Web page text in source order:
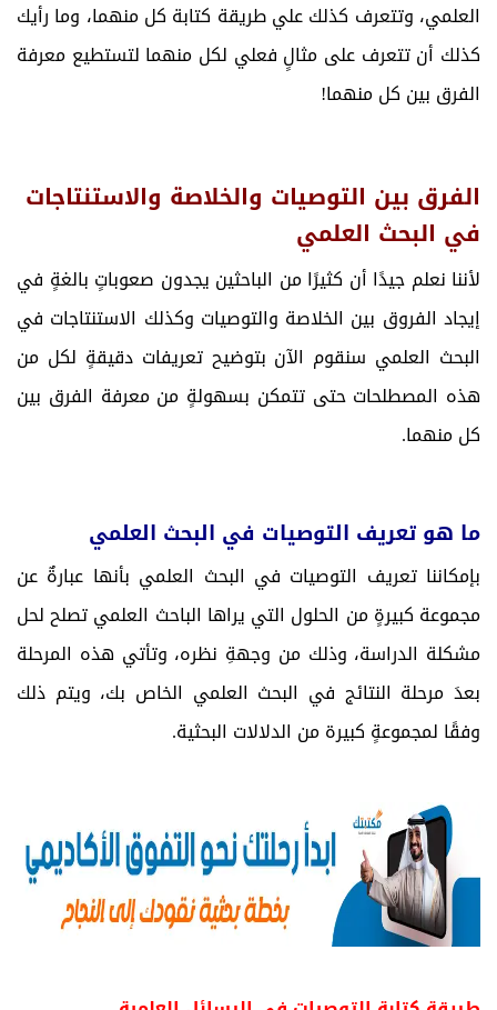
العلمي، وتتعرف كذلك علي طريقة كتابة كل منهما، وما رأيك
كذلك أن تتعرف على مثالٍ فعلي لكل منهما لتستطيع معرفة
الفرق بين كل منهما!
الفرق بين التوصيات والخلاصة والاستنتاجات
في البحث العلمي
لأننا نعلم جيدًا أن كثيرًا من الباحثين يجدون صعوباتٍ بالغةٍ في
إيجاد الفروق بين الخلاصة والتوصيات وكذلك الاستنتاجات في
البحث العلمي سنقوم الآن بتوضيح تعريفات دقيقةٍ لكل من
هذه المصطلحات حتى تتمكن بسهولةٍ من معرفة الفرق بين
كل منهما.
ما هو تعريف التوصيات في البحث العلمي
بإمكاننا تعريف التوصيات في البحث العلمي بأنها عبارةٌ عن
مجموعة كبيرةٍ من الحلول التي يراها الباحث العلمي تصلح لحل
مشكلة الدراسة، وذلك من وجهةِ نظره، وتأتي هذه المرحلة
بعدَ مرحلة النتائج في البحث العلمي الخاص بك، ويتم ذلك
وفقًا لمجموعةٍ كبيرة من الدلالات البحثية.